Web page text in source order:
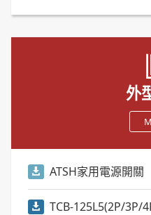
外
ATSH家用電源開關
TCB-125L5(2P/3P/